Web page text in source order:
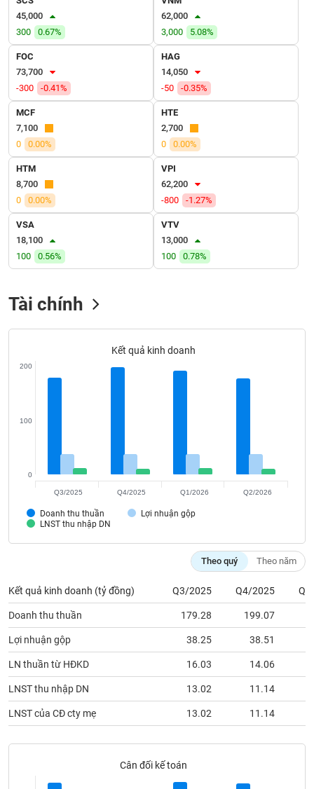
45,000
300
0.67%
62,000
3,000
5.08%
FOC
73,700
-300
-0.41%
HAG
14,050
-50
-0.35%
MCF
7,100
0
0.00%
HTE
2,700
0
0.00%
HTM
8,700
0
0.00%
VPI
62,200
-800
-1.27%
VSA
18,100
100
0.56%
VTV
13,000
100
0.78%
Tài chính
Kết quả kinh doanh
Doanh thu thuần
Lợi nhuận gộp
LNST thu nhập DN
0
100
200
Q3/2025 Q4/2025 Q1/2026 Q2/2026
Theo quý Theo năm
Kết quả kinh doanh (tỷ đồng) Q3/2025 Q4/2025
Doanh thu thuần 179.28 199.07
Lợi nhuận gộp 38.25 38.51
LN thuần từ HĐKD 16.03 14.06
LNST thu nhập DN 13.02 11.14
LNST của CĐ cty mẹ 13.02 11.14
Cân đối kế toán
VỤ
TRUYỀN
THÔNG
TIỆN
BẤT
ĐỘNG
SẢN
Mã
chứng
đạo
Bài
viết
tác
Báo
cáo
phân
tích
(-)
Thuật
ngữ
(-)